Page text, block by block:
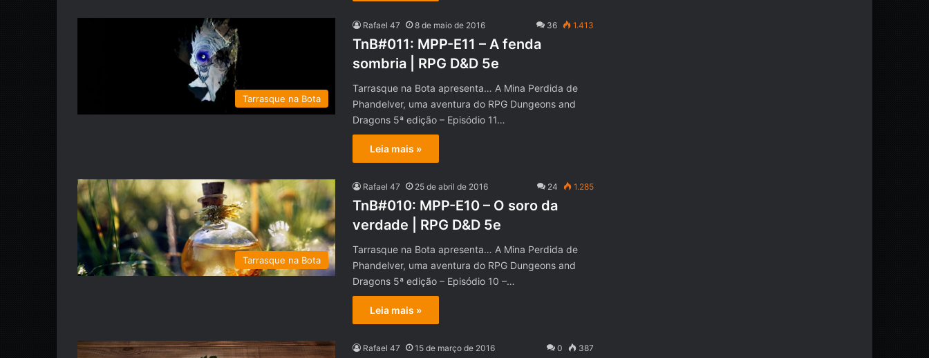
Tarrasque na Bota
Rafael 47 8 de maio de 2016 36 1.413
TnB#011: MPP-E11 – A fenda
sombria | RPG D&D 5e
Tarrasque na Bota apresenta… A Mina Perdida de
Phandelver, uma aventura do RPG Dungeons and
Dragons 5ª edição – Episódio 11…
Leia mais »
Tarrasque na Bota
Rafael 47 25 de abril de 2016 24 1.285
TnB#010: MPP-E10 – O soro da
verdade | RPG D&D 5e
Tarrasque na Bota apresenta… A Mina Perdida de
Phandelver, uma aventura do RPG Dungeons and
Dragons 5ª edição – Episódio 10 –…
Leia mais »
Rafael 47 15 de março de 2016 0 387